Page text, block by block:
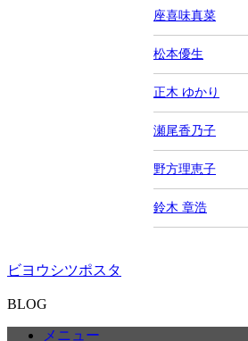
座喜味真菜
松本優生
正木 ゆかり
瀬尾香乃子
野方理恵子
鈴木 章浩
ビヨウシツポスタ
BLOG
メニュー